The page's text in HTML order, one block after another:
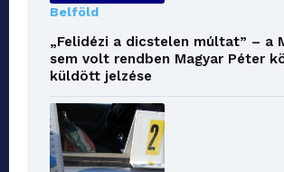
Belföld
„Felidézi a dicstelen múltat” – a
sem volt rendben Magyar Péter
küldött jelzése